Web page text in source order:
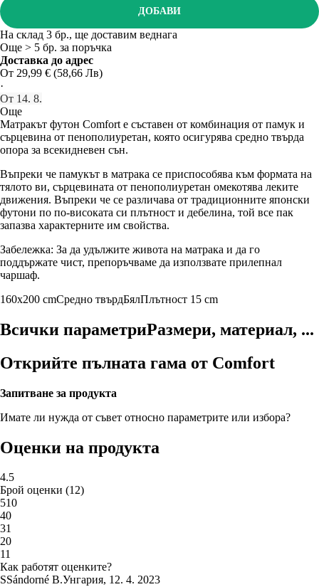
ДОБАВИ
На склад 3 бр., ще доставим веднага
Още > 5 бр. за поръчка
Доставка до адрес
От 29,99 € (58,66 Лв)
·
От 14. 8.
Още
Матракът футон Comfort е съставен от комбинация от памук и
сърцевина от пенополиуретан, която осигурява средно твърда
опора за всекидневен сън.
Въпреки че памукът в матрака се приспособява към формата на
тялото ви, сърцевината от пенополиуретан омекотява леките
движения. Въпреки че се различава от традиционните японски
футони по по-високата си плътност и дебелина, той все пак
запазва характерните им свойства.
Забележка: За да удължите живота на матрака и да го
поддържате чист, препоръчваме да използвате прилепнал
чаршаф.
160x200 cmСредно твърдБялПлътност 15 cm
Всички параметриРазмери, материал, ...
Открийте пълната гама от Comfort
Запитване за продукта
Имате ли нужда от съвет относно параметрите или избора?
Оценки на продукта
4.5
Брой оценки (12)
510
40
31
20
11
Как работят оценките?
SSándorné B.Унгария, 12. 4. 2023